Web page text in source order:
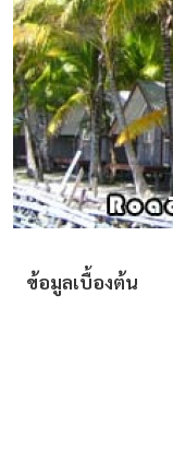
ข้อมูลเบื้องต้น